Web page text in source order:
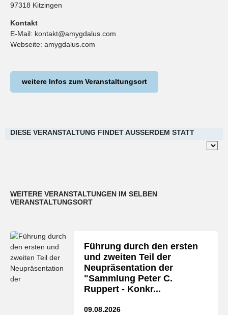
97318 Kitzingen
Kontakt
E-Mail: kontakt@amygdalus.com
Webseite: amygdalus.com
weitere Infos zum Veranstaltungsort
DIESE VERANSTALTUNG FINDET AUSSERDEM STATT
WEITERE VERANSTALTUNGEN IM SELBEN
VERANSTALTUNGSORT
Führung durch den ersten
und zweiten Teil der
Neupräsentation der
"Sammlung Peter C.
Ruppert - Konkr...
09.08.2026